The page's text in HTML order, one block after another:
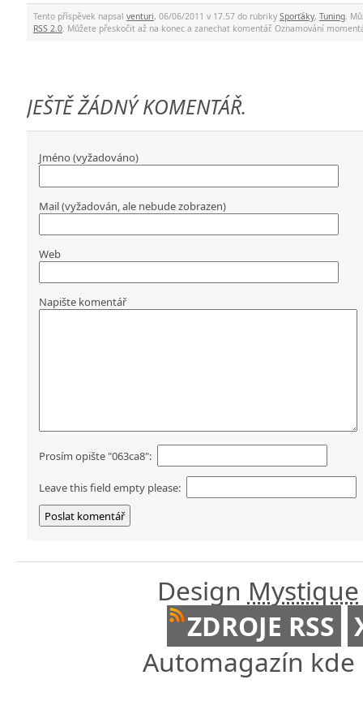
Tento příspěvek napsal venturi, 06/06/2011 v 17.57 do rubriky Sporťáky, Tuning.
RSS 2.0. Můžete přeskočit až na konec a zanechat komentář. Oznamování
JEŠTĚ ŽÁDNÝ KOMENTÁŘ.
Jméno (vyžadováno)
Mail (vyžadován, ale nebude zobrazen)
Web
Napište komentář
Prosím opište "063ca8":
Leave this field empty please:
Design Mystique
ZDROJE RSS
Automagazín